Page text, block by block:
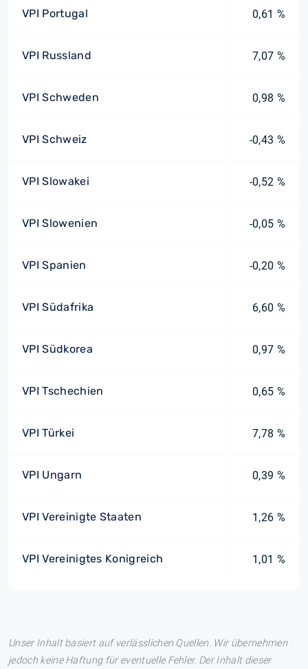
VPI Portugal 0,61 %
VPI Russland 7,07 %
VPI Schweden 0,98 %
VPI Schweiz -0,43 %
VPI Slowakei -0,52 %
VPI Slowenien -0,05 %
VPI Spanien -0,20 %
VPI Südafrika 6,60 %
VPI Südkorea 0,97 %
VPI Tschechien 0,65 %
VPI Türkei 7,78 %
VPI Ungarn 0,39 %
VPI Vereinigte Staaten 1,26 %
VPI Vereinigtes Konigreich 1,01 %
Unser Inhalt basiert auf verlässlichen Quellen. Wir übernehmen
jedoch keine Haftung für eventuelle Fehler. Der Inhalt dieser